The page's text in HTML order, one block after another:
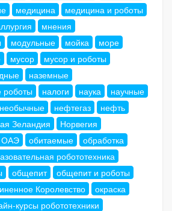
медицина
медицина и роботы
мнения
модульные мойка
море
мусор
мусор и роботы
наземные
роботы
налоги наука
научные
необычные нефтегаз
нефть
Зеландия
Норвегия
ОАЭ обитаемые
обработка
робототехника
общепит
общепит и роботы
Королевство
окраска
курсы робототехники